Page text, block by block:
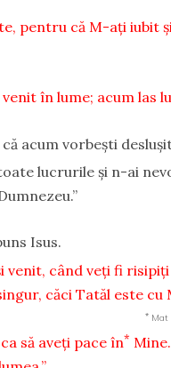
pentru că M-aţi iubit
în lume; acum las
acum vorbeşti
lucrurile şi n-ai
Isus.
venit, când veţi fi
căci Tatăl este cu
* Mat
să aveţi pace în*